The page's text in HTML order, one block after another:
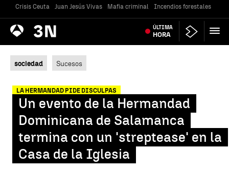
Crisis Ceuta Juan Jesús Vivas Mafia criminal Incendios forestales
Antena
3 Noticias ÚLTIMA
HORA
sociedad Sucesos
LA HERMANDAD PIDE DISCULPAS
Un evento de la Hermandad
Dominicana de Salamanca
termina con un 'streptease' en la
Casa de la Iglesia